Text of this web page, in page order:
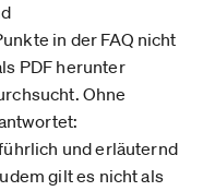
in der FAQ nicht
PDF herunter
Ohne
und erläuternd
gilt es nicht als